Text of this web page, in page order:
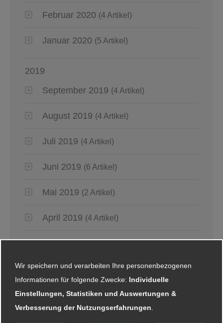
Februar 2020 (4 Artikel)
Januar 2020 (5 Artikel)
2019
September 2019 (4 Artikel)
August 2019 (4 Artikel)
Juli 2019 (4 Artikel)
Juni 2019 (6 Artikel)
Mai 2019 (2 Artikel)
April 2019 (4 Artikel)
März 2019
Januar 2019 (5 Artikel)
2018
Wir speichern und verarbeiten Ihre personenbezogenen
Informationen für folgende Zwecke: Individuelle
Einstellungen, Statistiken und Auswertungen &
Verbesserung der Nutzungserfahrungen.